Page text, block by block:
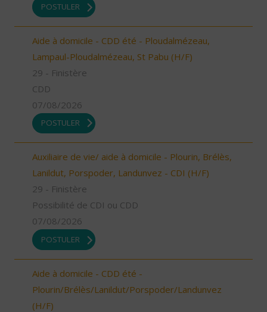
POSTULER
Aide à domicile - CDD été - Ploudalmézeau,
Lampaul-Ploudalmézeau, St Pabu (H/F)
29 - Finistère
CDD
07/08/2026
POSTULER
Auxiliaire de vie/ aide à domicile - Plourin, Brélès,
Lanildut, Porspoder, Landunvez - CDI (H/F)
29 - Finistère
Possibilité de CDI ou CDD
07/08/2026
POSTULER
Aide à domicile - CDD été -
Plourin/Brélès/Lanildut/Porspoder/Landunvez
(H/F)